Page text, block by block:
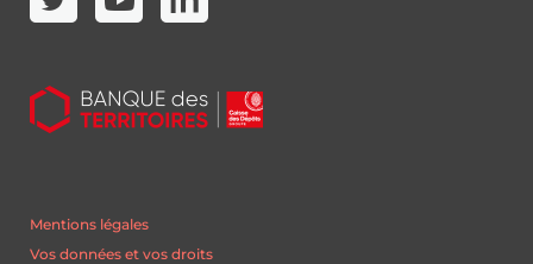
Mentions légales
Vos données et vos droits